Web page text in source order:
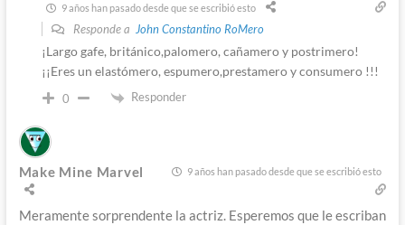
9 años han pasado desde que se escribió esto
Responde a John Constantino RoMero
¡Largo gafe, británico,palomero, cañamero y postrimero!
¡¡Eres un elastómero, espumero,prestamero y consumero !!!
0 Responder
Make Mine Marvel 9 años han pasado desde que se escribió esto
Meramente sorprendente la actriz. Esperemos que le escriban